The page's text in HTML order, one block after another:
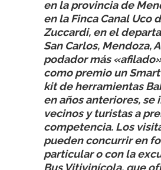
en la provincia de
en la Finca Canal Uco
Zuccardi, en el
San Carlos, Mendoza,
podador más
como premio un Smart
kit de herramientas
en años anteriores, se
vecinos y turistas a
competencia. Los
pueden concurrir en
particular o con la
Bus Vitivinícola, que